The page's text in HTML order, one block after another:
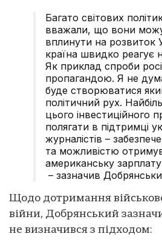
Багато світових
вважали, що вони
вплинути на розвиток
країна швидко реагує
Як приклад спроби
пропагандою. Я не
буде створюватися
політичний рух.
цього інвестиційного
полягати в підтримці
журналістів –
та можливістю
американську зарплату
– зазначив
Щодо дотримання
війни, Добрянський
не визначився з підходом: